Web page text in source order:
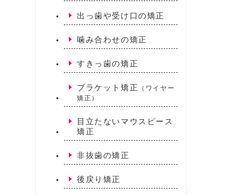
出っ歯や受け口の矯正
噛み合わせの矯正
すきっ歯の矯正
ブラケット矯正
（ワイヤー
矯正）
目立たないマウスピース
矯正
非抜歯の矯正
後戻り矯正